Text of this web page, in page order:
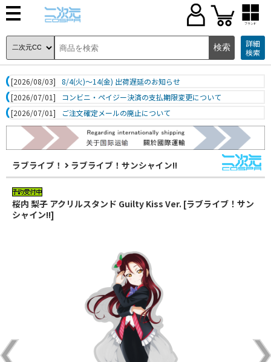
ブランド
詳細
検索
[2026/08/03]
8/4(火)～14(金) 出荷遅延のお知らせ
[2026/07/01]
コンビニ・ペイジー決済の支払期限変更について
[2026/07/01]
ご注文確定メールの廃止について
ラブライブ！ ラブライブ！サンシャイン!!
桜内 梨子 アクリルスタンド Guilty Kiss Ver. [ラブライブ！サン
シャイン!!]